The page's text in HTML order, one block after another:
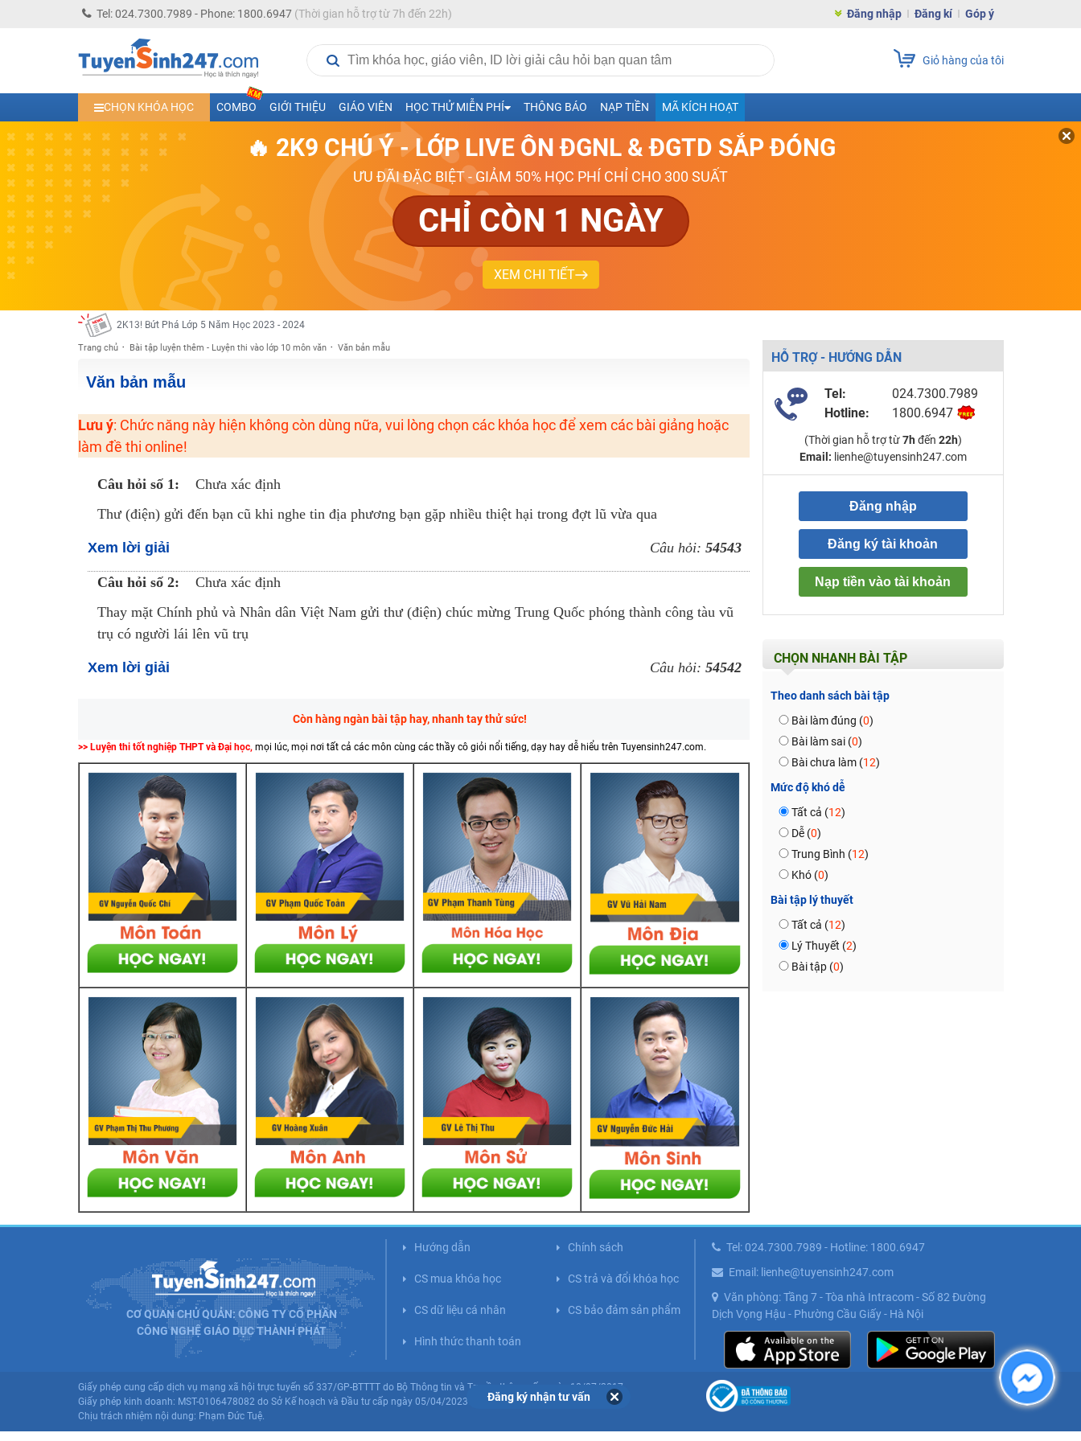
Tel: 024.7300.7989 - Phone: 1800.6947(Thời gian hỗ trợ từ 7h đến 22h) Đăng nhập Đăng kí Góp ý
Giỏ hàng của tôi
CHỌN KHÓA HỌC COMBO GIỚI THIỆU GIÁO VIÊN HỌC THỬ MIỄN PHÍ THÔNG BÁO NẠP TIỀN MÃ KÍCH HOẠT
🔥 2K9 CHÚ Ý - LỚP LIVE ÔN ĐGNL & ĐGTD SẮP ĐÓNG
ƯU ĐÃI ĐẶC BIỆT - GIẢM 50% HỌC PHÍ CHỈ CHO 300 SUẤT
CHỈ CÒN 1 NGÀY
XEM CHI TIẾT
Học trực tuyến lớp 10 các môn Toán - Lý - Hóa - Văn - Anh- Sinh-Sử-Địa cùng Thầy Cô giỏi, nổi tiếng
Học trực tuyến lớp 11 đủ môn cùng Thầy Cô giỏi, nổi tiếng
Học online trực tuyến cấp Tiểu học và THCS năm học 2026-2027
Học online lớp 5 cùng thầy cô giáo giỏi, nổi tiếng
Học online lớp 7 cùng thầy cô giáo giỏi
Học online lớp 6 cùng thầy cô giỏi, nổi tiếng
Học online lớp 8 cùng thầy cô giáo giỏi
2K13! Bứt Phá Lớp 5 Năm Học 2023 - 2024
Học online lớp 4 cùng thầy cô giáo giỏi, nổi tiếng
Học online lớp 3 cùng thầy cô giáo giỏi, nổi tiếng
Học online lớp 2 với thầy cô giáo giỏi, nổi tiếng
Hot! Lễ hội đồng giá 449K - 499K toàn bộ khoá học tại Tuyensinh247 (Từ 16-18/07/2025)
Khuyến Mãi Khoá Học 1K Chỉ Từ 11-13/09/2024
Đồng giá khóa học 499K - 399K (13/11-15/11)
Luyện thi vào lớp 10 môn Toán, Văn, Hóa, Anh, Lý với giáo viên giỏi và nổi tiếng
Trang chủ Bài tập luyện thêm - Luyện thi vào lớp 10 môn văn Văn bản mẫu
Văn bản mẫu
Lưu ý: Chức năng này hiện không còn dùng nữa, vui lòng chọn các khóa học để xem các bài giảng hoặc
làm đề thi online!
Câu hỏi số 1:
Chưa xác định
Thư (điện) gửi đến bạn cũ khi nghe tin địa phương bạn gặp nhiều thiệt hại trong đợt lũ vừa qua
Xem lời giải Câu hỏi: 54543
Câu hỏi số 2:
Chưa xác định
Thay mặt Chính phủ và Nhân dân Việt Nam gửi thư (điện) chúc mừng Trung Quốc phóng thành công tàu vũ
trụ có người lái lên vũ trụ
Xem lời giải Câu hỏi: 54542
Còn hàng ngàn bài tập hay, nhanh tay thử sức!
>> Luyện thi tốt nghiệp THPT và Đại học, mọi lúc, mọi nơi tất cả các môn cùng các thầy cô giỏi nổi tiếng, dạy hay dễ hiểu trên Tuyensinh247.com.
HỖ TRỢ - HƯỚNG DẪN
Tel:
024.7300.7989
Hotline:
1800.6947
(Thời gian hỗ trợ từ7h đến 22h)
Email: lienhe@tuyensinh247.com
Đăng nhập
Đăng ký tài khoản
Nạp tiền vào tài khoản
CHỌN NHANH BÀI TẬP
Theo danh sách bài tập
Bài làm đúng (0)
Bài làm sai (0)
Bài chưa làm (12)
Mức độ khó dễ
Tất cả (12)
Dễ (0)
Trung Bình (12)
Khó (0)
Bài tập lý thuyết
Tất cả (12)
Lý Thuyết (2)
Bài tập (0)
Đăng ký nhận tư vấn
CƠ QUAN CHỦ QUẢN: CÔNG TY CỔ PHẦN
CÔNG NGHỆ GIÁO DỤC THÀNH PHÁT
Hướng dẫn Chính sách
CS mua khóa học CS trả và đổi khóa học
CS dữ liệu cá nhân CS bảo đảm sản phẩm
Hình thức thanh toán
Tel: 024.7300.7989 - Hotline: 1800.6947
Email: lienhe@tuyensinh247.com
Văn phòng: Tầng 7 - Tòa nhà Intracom - Số 82 Đường
Dịch Vọng Hậu - Phường Cầu Giấy - Hà Nội
Giấy phép cung cấp dịch vụ mạng xã hội trực tuyến số 337/GP-BTTTT do Bộ Thông tin và Truyền thông cấp ngày 10/07/2017.
Giấy phép kinh doanh: MST-0106478082 do Sở Kế hoạch và Đầu tư cấp ngày 05/04/2023 (Lần 5).
Chịu trách nhiệm nội dung: Phạm Đức Tuệ.